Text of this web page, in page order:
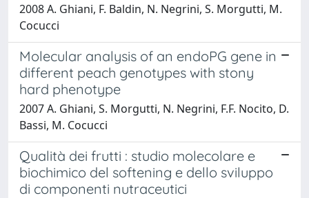
2008 A. Ghiani, F. Baldin, N. Negrini, S. Morgutti, M.
Cocucci
Molecular analysis of an endoPG gene in
different peach genotypes with stony
hard phenotype
2007 A. Ghiani, S. Morgutti, N. Negrini, F.F. Nocito, D.
Bassi, M. Cocucci
Qualità dei frutti : studio molecolare e
biochimico del softening e dello sviluppo
di componenti nutraceutici